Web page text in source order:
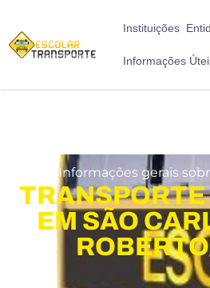
Instituições
Informações
Informações gerais
EM SÃO